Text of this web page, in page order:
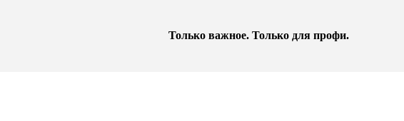
Только важное. Только для профи.​